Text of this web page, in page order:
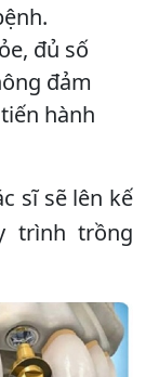
đủ số
đảm
hành
sĩ sẽ lên kế
trình trồng